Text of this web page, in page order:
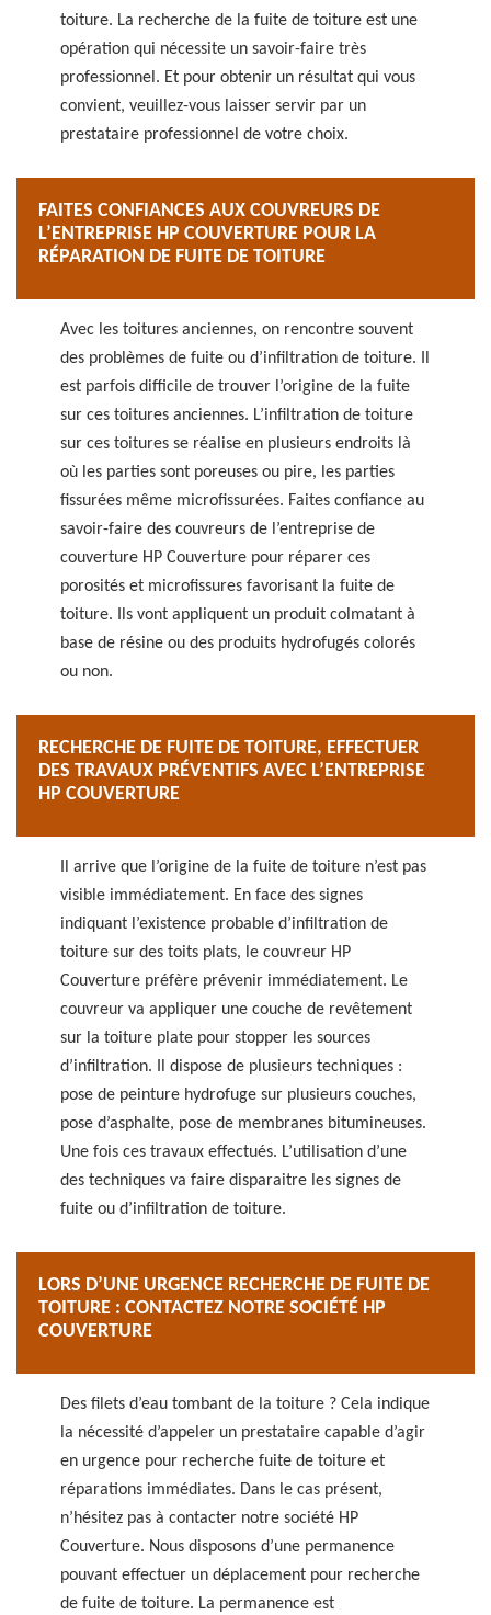
toiture. La recherche de la fuite de toiture est une
opération qui nécessite un savoir-faire très
professionnel. Et pour obtenir un résultat qui vous
convient, veuillez-vous laisser servir par un
prestataire professionnel de votre choix.
FAITES CONFIANCES AUX COUVREURS DE
L’ENTREPRISE HP COUVERTURE POUR LA
RÉPARATION DE FUITE DE TOITURE
Avec les toitures anciennes, on rencontre souvent
des problèmes de fuite ou d’infiltration de toiture. Il
est parfois difficile de trouver l’origine de la fuite
sur ces toitures anciennes. L’infiltration de toiture
sur ces toitures se réalise en plusieurs endroits là
où les parties sont poreuses ou pire, les parties
fissurées même microfissurées. Faites confiance au
savoir-faire des couvreurs de l’entreprise de
couverture HP Couverture pour réparer ces
porosités et microfissures favorisant la fuite de
toiture. Ils vont appliquent un produit colmatant à
base de résine ou des produits hydrofugés colorés
ou non.
RECHERCHE DE FUITE DE TOITURE, EFFECTUER
DES TRAVAUX PRÉVENTIFS AVEC L’ENTREPRISE
HP COUVERTURE
Il arrive que l’origine de la fuite de toiture n’est pas
visible immédiatement. En face des signes
indiquant l’existence probable d’infiltration de
toiture sur des toits plats, le couvreur HP
Couverture préfère prévenir immédiatement. Le
couvreur va appliquer une couche de revêtement
sur la toiture plate pour stopper les sources
d’infiltration. Il dispose de plusieurs techniques :
pose de peinture hydrofuge sur plusieurs couches,
pose d’asphalte, pose de membranes bitumineuses.
Une fois ces travaux effectués. L’utilisation d’une
des techniques va faire disparaitre les signes de
fuite ou d’infiltration de toiture.
LORS D’UNE URGENCE RECHERCHE DE FUITE DE
TOITURE : CONTACTEZ NOTRE SOCIÉTÉ HP
COUVERTURE
Des filets d’eau tombant de la toiture ? Cela indique
la nécessité d’appeler un prestataire capable d’agir
en urgence pour recherche fuite de toiture et
réparations immédiates. Dans le cas présent,
n’hésitez pas à contacter notre société HP
Couverture. Nous disposons d’une permanence
pouvant effectuer un déplacement pour recherche
de fuite de toiture. La permanence est